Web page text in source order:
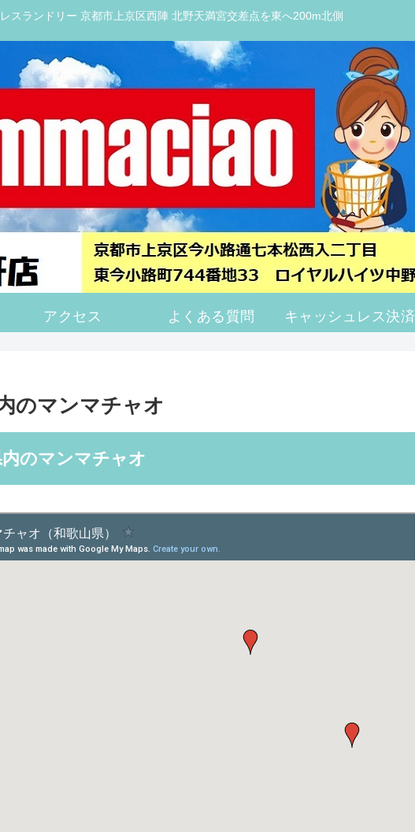
スランドリー 京都市上京区西陣 北野天満宮交差点を東へ200m北側
アクセス よくある質問 キャッシュレス決済
のマンマチャオ
のマンマチャオ